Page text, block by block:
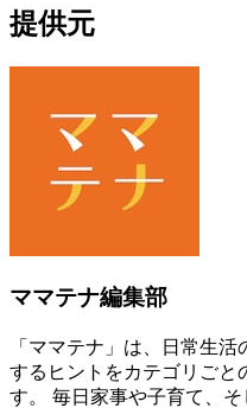
提供元
ママテナ編集部
「ママテナ」は、日常生
するヒントをカテゴリごと
す。 毎日家事や子育て、